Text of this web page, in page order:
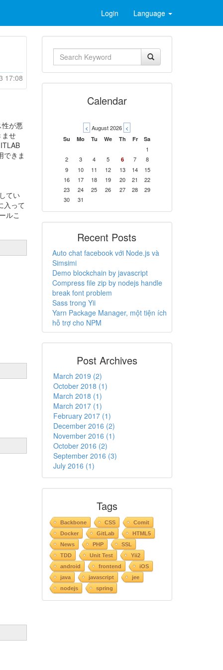
Login Language
17:08
が悪
ませ
できま
てい
入って
ルこ
Calendar
< August 2026 <
Su Mo Tu We Th Fr Sa
1
2
3 4 5 6 7
8
9
10 11 12 13 14
15
16
17 18 19 20 21
22
23
24 25 26 27 28
29
30
31
Recent Posts
Auto chat facebook với Node.js và
Simsimi
Demo blockchain by javascript
Compress file zip by nodejs handle
break font problem
Sass trong Yii
Yarn Package Manager, một tiện ích
hỗ trợ cho NPM
Post Archives
March 2019 (2)
October 2018 (1)
March 2018 (1)
March 2017 (1)
February 2017 (1)
December 2016 (2)
November 2016 (1)
October 2016 (2)
September 2016 (3)
July 2016 (1)
Tags
Backbone CSS
Comit
Docker
GitLab
HTML5
News
PHP
SSL
TDD
Unit Test
Yii2
android
frontend
iOS
java
javascript
jee
nodejs
spring